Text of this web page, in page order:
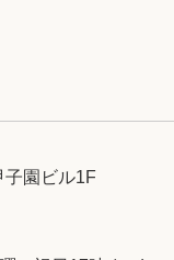
園ビル1F